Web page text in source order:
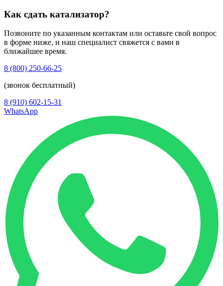
Как сдать катализатор?
Позвоните по указанным контактам или оставьте свой вопрос
в форме ниже, и наш специалист свяжется с вами в
ближайшее время.
8 (800) 250-66-25
(звонок бесплатный)
8 (910) 602-15-31
WhatsApp